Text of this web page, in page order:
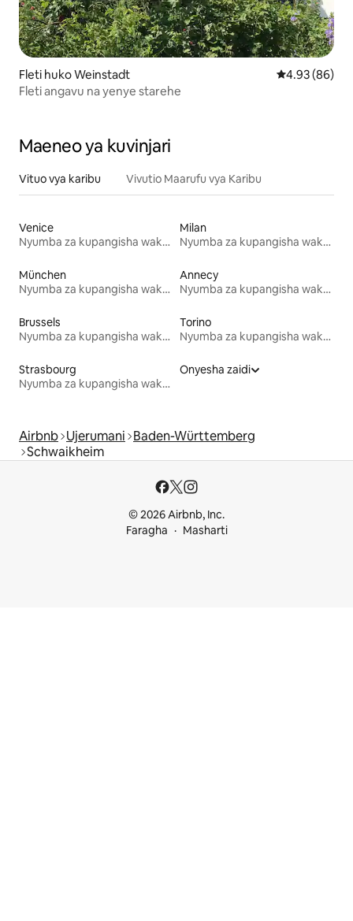
Fleti huko Weinstadt Ukadiriaji wa
4.93 (86)
Fleti angavu na yenye starehe
Maeneo ya kuvinjari
Vituo vya karibu Vivutio Maarufu vya Karibu
Venice
Nyumba za kupangisha wakati wa likizo
Milan
Nyumba za kupangisha wakati wa likizo
München
Nyumba za kupangisha wakati wa likizo
Annecy
Nyumba za kupangisha wakati wa likizo
Brussels
Nyumba za kupangisha wakati wa likizo
Torino
Nyumba za kupangisha wakati wa likizo
Strasbourg
Nyumba za kupangisha wakati wa likizo
Onyesha zaidi
Airbnb Ujerumani Baden-Württemberg
Schwaikheim
© 2026 Airbnb, Inc.
Faragha
Masharti